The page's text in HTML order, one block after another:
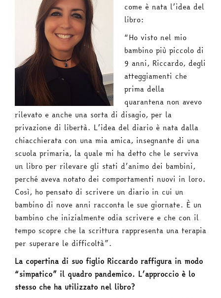
come è nata l’idea del
libro:
“Ho visto nel mio
bambino più piccolo di
9 anni, Riccardo, degli
atteggiamenti che
prima della
quarantena non avevo
rilevato e anche una sorta di disagio, per la
privazione di libertà. L’idea del diario è nata dalla
chiacchierata con una mia amica, insegnante di una
scuola primaria, la quale mi ha detto che le serviva
un libro per rilevare gli stati d’animo dei bambini,
perché aveva notato dei comportamenti nuovi in loro.
Così, ho pensato di scrivere un diario in cui un
bambino di nove anni racconta le sue giornate. È un
bambino che inizialmente odia scrivere e che con il
tempo scopre che la scrittura rappresenta una terapia
per superare le difficoltà”.
La copertina di suo figlio Riccardo raffigura in modo
“simpatico” il quadro pandemico. L’approccio è lo
stesso che ha utilizzato nel libro?